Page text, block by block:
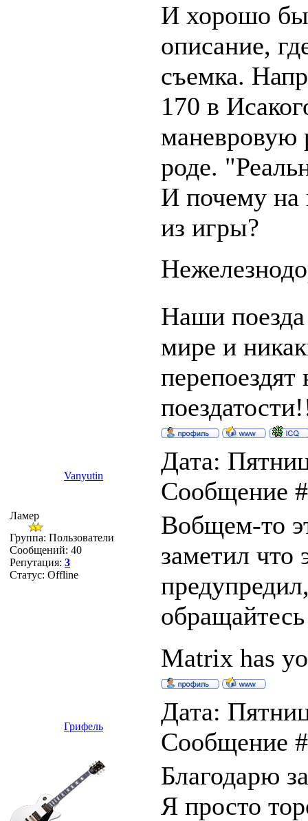
И хорошо бы
описание,
съемка.
170 в
маневровую
роде.
И почему на
из игры?
Наши
мире и
Vanyutin
Дата:
Сообщение
Ламер
Группа: Пользователи
Сообщений: 40
Репутация: 3
Статус: Offline
Вобщем-то
заметил
Matrix has
Грифель
Дата:
Сообщение
Благодарю
Я просто